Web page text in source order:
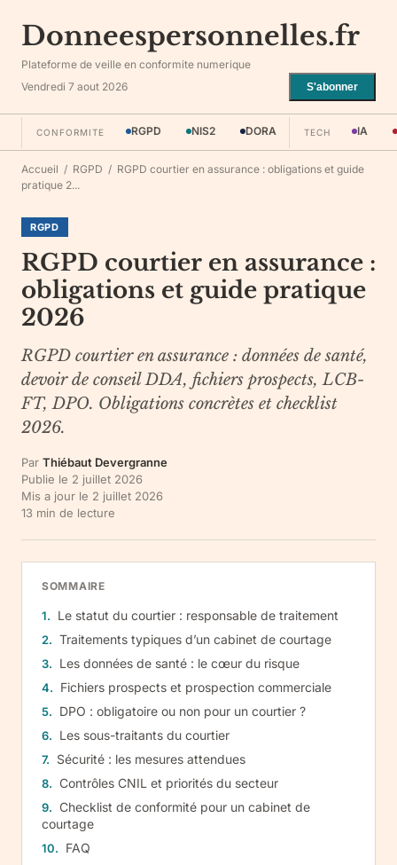
Donneespersonnelles.fr
Plateforme de veille en conformite numerique
Vendredi 7 aout 2026
S'abonner
CONFORMITE RGPD NIS2 DORA TECH IA
Accueil / RGPD / RGPD courtier en assurance : obligations et guide
pratique 2...
RGPD
RGPD courtier en assurance :
obligations et guide pratique
2026
RGPD courtier en assurance : données de santé,
devoir de conseil DDA, fichiers prospects, LCB-
FT, DPO. Obligations concrètes et checklist
2026.
Par Thiébaut Devergranne
Publie le 2 juillet 2026
Mis a jour le 2 juillet 2026
13 min de lecture
SOMMAIRE
Le statut du courtier : responsable de traitement
Traitements typiques d’un cabinet de courtage
Les données de santé : le cœur du risque
Fichiers prospects et prospection commerciale
DPO : obligatoire ou non pour un courtier ?
Les sous-traitants du courtier
Sécurité : les mesures attendues
Contrôles CNIL et priorités du secteur
Checklist de conformité pour un cabinet de
courtage
FAQ